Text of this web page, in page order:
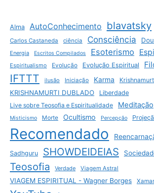
Alma AutoConhecimento blavatsky
Carlos Castaneda ciência Consciência
Energia Escritos Compilados Esoterismo
Espiritualismo Evolução Evolução Espiritual
IFTTT ilusão Iniciação Karma
KRISHNAMURTI DUBLADO
Liberdade
Live sobre Teosofia e Espiritualidade
Meditação
Misticismo Morte Ocultismo Percepção
Recomendado
Sadhguru SHOWDEIDEIAS
Teosofia Verdade Viagem Astral
VIAGEM ESPIRITUAL - Wagner Borges